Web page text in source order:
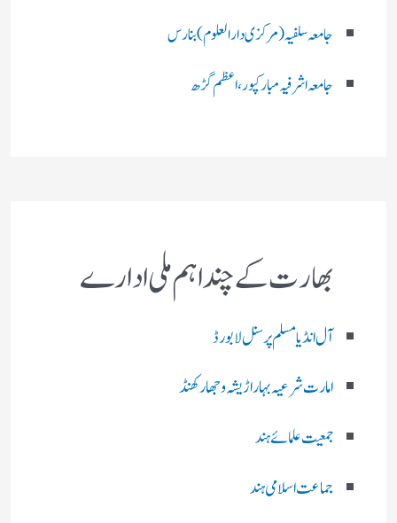
جامعہ سلفیہ(مرکزی دارالعلوم )بنارس
جامعہ اشرفیہ مبارکپور،اعظم گڑھ
بھارت کے چند اہم ملی ادارے
آل انڈیا مسلم پرسنل لا بورڈ
امارت شرعیہ بہار اڑیشہ و جھارکھنڈ
جمعیت علمائے ہند
جماعت اسلامی ہند